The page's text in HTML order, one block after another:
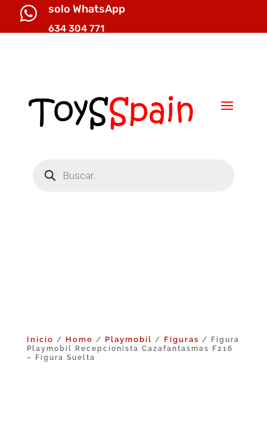
 solo WhatsApp
634 304 771
productos
Inicio / Home / Playmobil / Figuras / Figura
Playmobil Recepcionista Cazafantasmas F216
– Figura Suelta